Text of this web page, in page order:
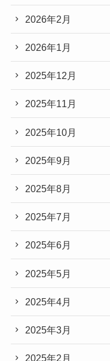
2026年2月
2026年1月
2025年12月
2025年11月
2025年10月
2025年9月
2025年8月
2025年7月
2025年6月
2025年5月
2025年4月
2025年3月
2025年2月